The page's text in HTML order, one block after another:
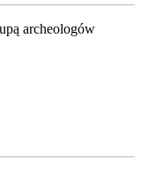
archeologów